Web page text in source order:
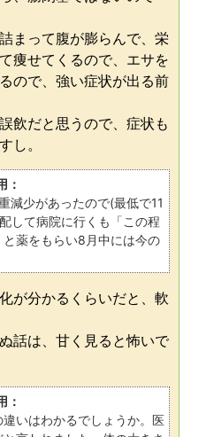
まって腹が膨らんで、栄
痩せてくるので、エサを
ので、強い症状が出る前
飲だと思うので、症状も
し。
：
減少があったので(最低で11
して病院に行くも「この程
薬をもらい8月中には今の
が分かるくらいだと、軟
話は、甘く見ると怖いで
：
いはわかるでしょうか。医